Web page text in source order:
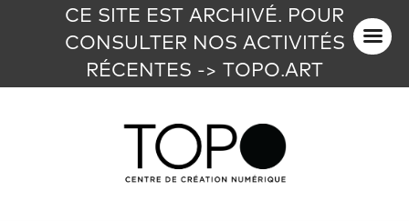
CE SITE EST ARCHIVÉ. POUR
CONSULTER NOS ACTIVITÉS
RÉCENTES -> TOPO.ART